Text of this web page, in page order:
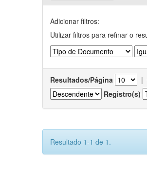
Adicionar filtros:
Utilizar filtros para refinar o
Resultados/Página |
Registro(s)
Resultado 1-1 de 1.